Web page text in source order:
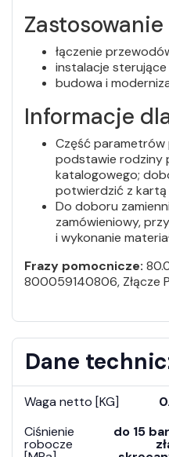
Zastosowanie
łączenie
instalacje
budowa i
Informacje
Część
podstawie rodziny
katalogowego;
potwierdzić z kartą
Do doboru
zamówieniowy,
i wykonanie
Frazy pomocnicze:
800059140806, Złącze
Dane
Waga netto [KG]
Ciśnienie
robocze
do 15